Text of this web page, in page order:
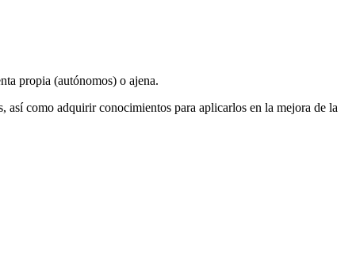
propia (autónomos) o ajena.
así como adquirir conocimientos para aplicarlos en la mejora de la